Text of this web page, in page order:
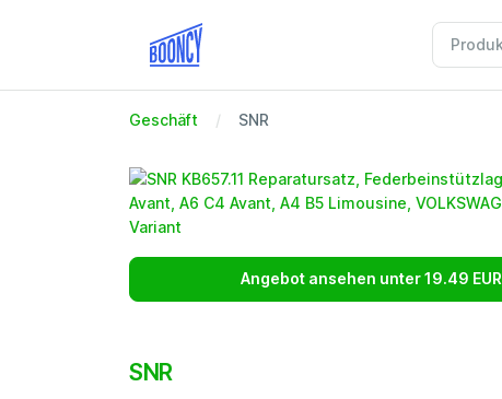
Geschäft SNR
Angebot ansehen unter 19.49 EUR
SNR